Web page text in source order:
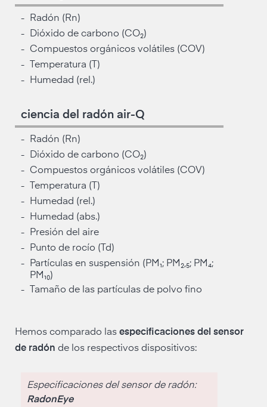
-
Radón (Rn)
-
Dióxido de carbono (CO₂)
- Compuestos orgánicos volátiles (COV)
-
Temperatura (T)
-
Humedad (rel.)
ciencia del radón air-Q
-
Radón (Rn)
-
Dióxido de carbono (CO₂)
- Compuestos orgánicos volátiles (COV)
-
Temperatura (T)
-
Humedad (rel.)
-
Humedad (abs.)
-
Presión del aire
-
Punto de rocío (Td)
-
Partículas en suspensión (PM₁; PM₂,₅; PM₄;
PM₁₀)
-
Tamaño de las partículas de polvo fino
Hemos comparado las especificaciones del sensor
de radón de los respectivos dispositivos:
Especificaciones del sensor de radón:
RadonEye